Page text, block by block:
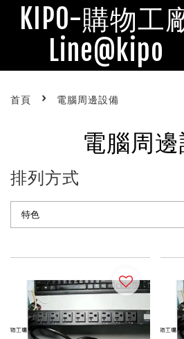
KIPO-購物工
Line@kipo
首頁 › 電腦周邊設備
電腦周
排列方式